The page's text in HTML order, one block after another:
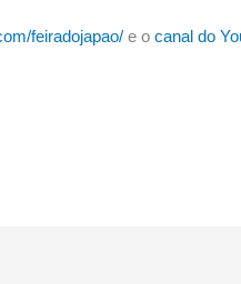
feiradojapao/ e o canal do